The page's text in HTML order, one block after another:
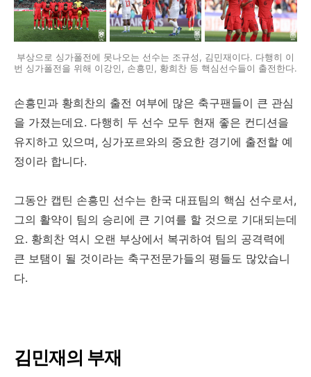
부상으로 싱가폴전에 못나오는 선수는 조규성, 김민재이다. 다행히 이
번 싱가폴전을 위해 이강인, 손흥민, 황희찬 등 핵심선수들이 출전한다.
손흥민과 황희찬의 출전 여부에 많은 축구팬들이 큰 관심
을 가졌는데요. 다행히 두 선수 모두 현재 좋은 컨디션을
유지하고 있으며, 싱가포르와의 중요한 경기에 출전할 예
정이라 합니다.
그동안 캡틴 손흥민 선수는 한국 대표팀의 핵심 선수로서,
그의 활약이 팀의 승리에 큰 기여를 할 것으로 기대되는데
요. 황희찬 역시 오랜 부상에서 복귀하여 팀의 공격력에
큰 보탬이 될 것이라는 축구전문가들의 평들도 많았습니
다.
김민재의 부재